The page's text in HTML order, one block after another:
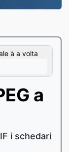
à a volta
a
i schedari